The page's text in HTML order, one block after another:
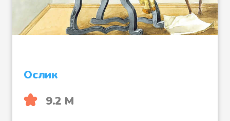
- Что же, - сказала девушка, - я
согласна поступить к вам на
Вот и осталась она работать у
Ослик
9.2 М